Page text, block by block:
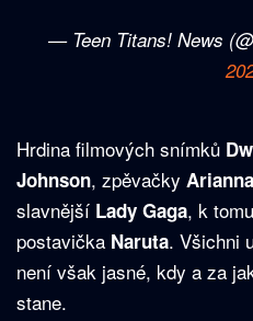
— Teen Titans! News
Hrdina filmových snímků
Johnson, zpěvačky
slavnější Lady Gaga, k
postavička Naruta. Všichni
není však jasné, kdy a za
stane.